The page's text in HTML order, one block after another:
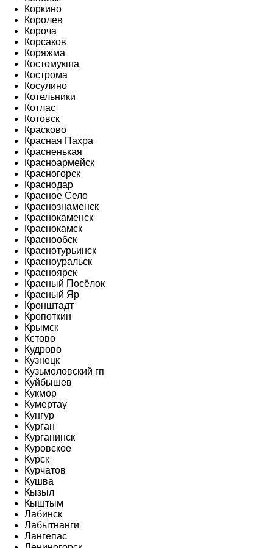
Коркино
Королев
Короча
Корсаков
Коряжма
Костомукша
Кострома
Косулино
Котельники
Котлас
Котовск
Красково
Красная Пахра
Красненькая
Красноармейск
Красногорск
Краснодар
Красное Село
Краснознаменск
Краснокаменск
Краснокамск
Краснообск
Краснотурьинск
Красноуральск
Красноярск
Красный Посёлок
Красный Яр
Кронштадт
Кропоткин
Крымск
Кстово
Кудрово
Кузнецк
Кузьмоловский гп
Куйбышев
Кукмор
Кумертау
Кунгур
Курган
Курганинск
Куровское
Курск
Курчатов
Кушва
Кызыл
Кыштым
Лабинск
Лабытнанги
Лангепас